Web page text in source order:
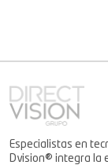
Especialistas en
Dvision® integra la